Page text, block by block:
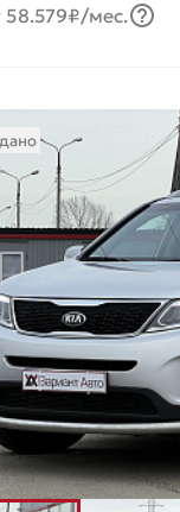
58.579₽/мес.